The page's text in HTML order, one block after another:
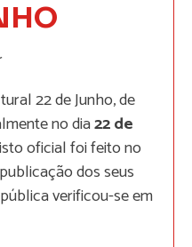
22 de Junho, de
no dia22 de
oficial foi feito no
dos seus
verificou-se em